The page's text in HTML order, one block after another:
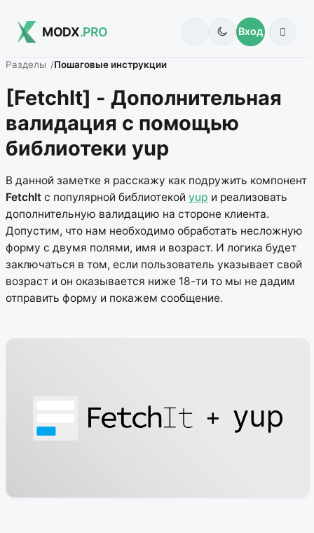
MODX.PRO Вход
Разделы Пошаговые инструкции
[FetchIt] - Дополнительная
валидация с помощью
библиотеки yup
В данной заметке я расскажу как подружить компонент
FetchIt с популярной библиотекой yup и реализовать
дополнительную валидацию на стороне клиента.
Допустим, что нам необходимо обработать несложную
форму с двумя полями, имя и возраст. И логика будет
заключаться в том, если пользователь указывает свой
возраст и он оказывается ниже 18-ти то мы не дадим
отправить форму и покажем сообщение.